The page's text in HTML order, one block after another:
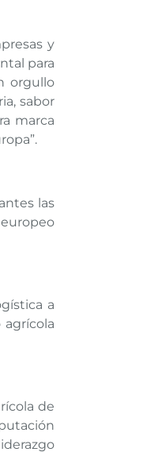
y
para
orgullo
sabor
marca
las
a
de